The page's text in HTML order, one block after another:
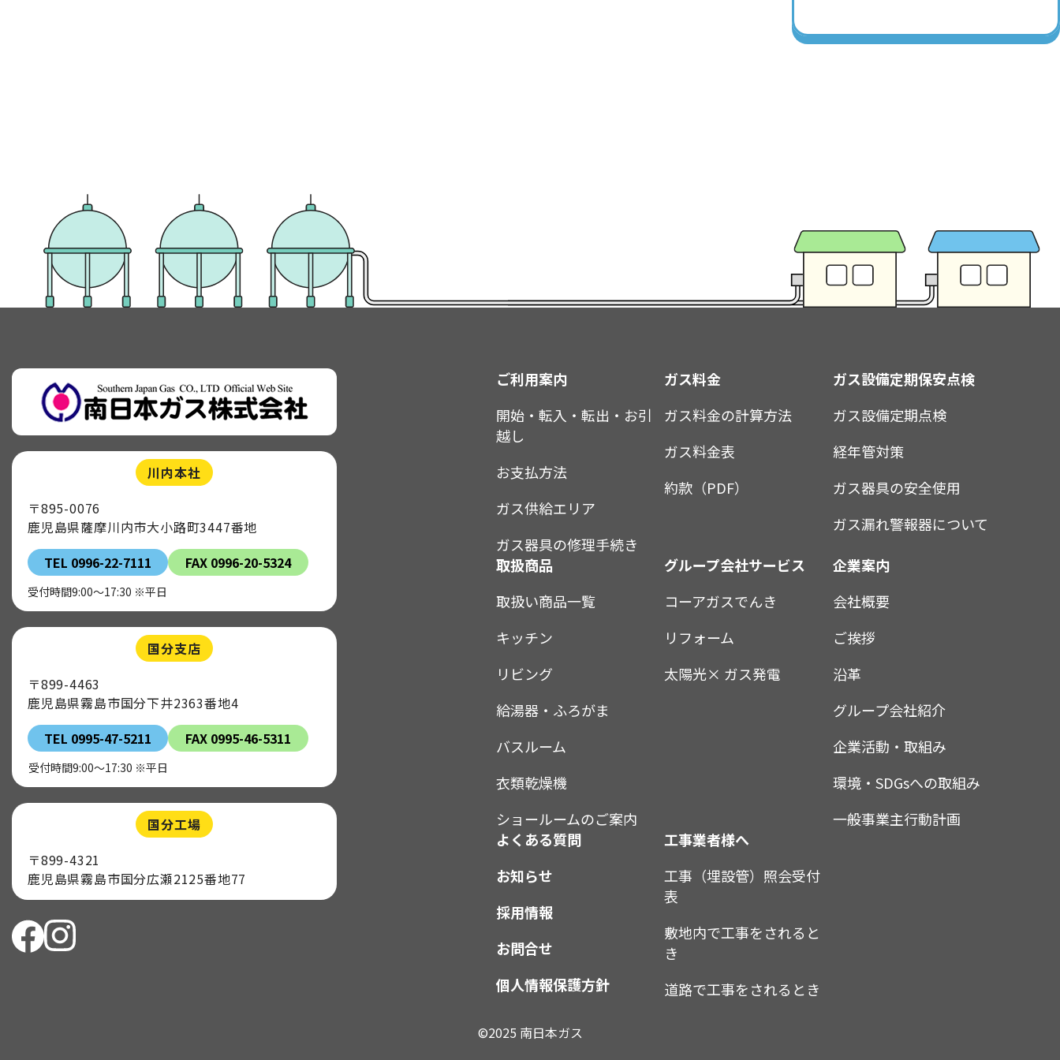
ご利用案内
開始・転入・転出・お引
越し
お支払方法
ガス供給エリア
ガス器具の修理手続き
ガス料金
ガス料金の計算方法
ガス料金表
約款（PDF）
ガス設備定期保安点検
ガス設備定期点検
経年管対策
ガス器具の安全使用
ガス漏れ警報器について
取扱商品
取扱い商品一覧
キッチン
リビング
給湯器・ふろがま
バスルーム
衣類乾燥機
ショールームのご案内
グループ会社サービス
コーアガスでんき
リフォーム
太陽光× ガス発電
企業案内
会社概要
ご挨拶
沿革
グループ会社紹介
企業活動・取組み
環境・SDGsへの取組み
一般事業主行動計画
よくある質問
お知らせ
採用情報
お問合せ
個人情報保護方針
工事業者様へ
工事（埋設管）照会受付
表
敷地内で工事をされると
き
道路で工事をされるとき
川内本社
〒895-0076
鹿児島県薩摩川内市大小路町3447番地
TEL 0996-22-7111
FAX 0996-20-5324
受付時間9:00～17:30 ※平日
国分支店
〒899-4463
鹿児島県霧島市国分下井2363番地4
TEL 0995-47-5211
受付時間9:00～17:30 ※平日
FAX 0995-46-5311
国分工場
〒899-4321
鹿児島県霧島市国分広瀬2125番地77
©2025 南日本ガス